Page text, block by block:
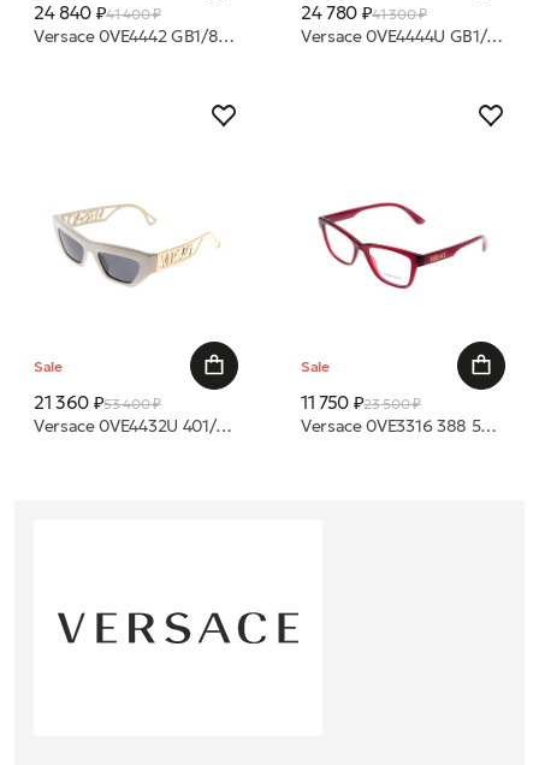
24 840 ₽41 400 ₽
Versace 0VE4442 GB1/81 55 очки с/з
24 780 ₽41 300 ₽
Versace 0VE4444U GB1/87 очки с/з
Sale
21 360 ₽53 400 ₽
Versace 0VE4432U 401/87 53 очки с/з
Sale
11 750 ₽23 500 ₽
Versace 0VE3316 388 55 18 оправа